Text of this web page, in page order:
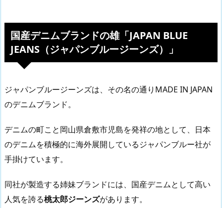
国産デニムブランドの雄「JAPAN BLUE
JEANS（ジャパンブルージーンズ）」
ジャパンブルージーンズは、その名の通りMADE IN JAPAN
のデニムブランド。
デニムの町こと岡山県倉敷市児島を発祥の地として、日本
のデニムを積極的に海外展開しているジャパンブルー社が
手掛けています。
同社が製造する姉妹ブランドには、国産デニムとして高い
人気を誇る桃太郎ジーンズがあります。